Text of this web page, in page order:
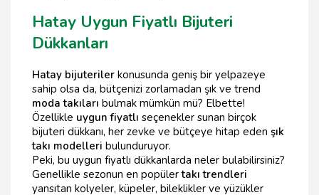
Hatay Uygun Fiyatlı Bijuteri
Dükkanları
Hatay bijuteriler konusunda geniş bir yelpazeye
sahip olsa da, bütçenizi zorlamadan şık ve trend
moda takıları bulmak mümkün mü? Elbette!
Özellikle uygun fiyatlı seçenekler sunan birçok
bijuteri dükkanı, her zevke ve bütçeye hitap eden şık
takı modelleri bulunduruyor.
Peki, bu uygun fiyatlı dükkanlarda neler bulabilirsiniz?
Genellikle sezonun en popülertakı trendleri
yansıtan kolyeler, küpeler, bileklikler ve yüzükler